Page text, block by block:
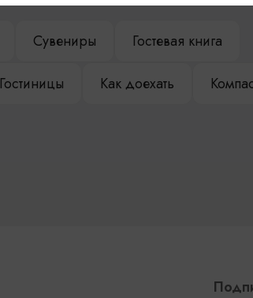
Сувениры Гостевая книга
Гостиницы Как доехать